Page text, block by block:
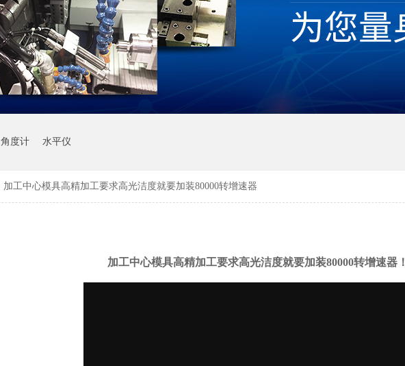
角度计 水平仪
加工中心模具高精加工要求高光洁度就要加装80000转增速器
加工中心模具高精加工要求高光洁度就要加装80000转增速器！